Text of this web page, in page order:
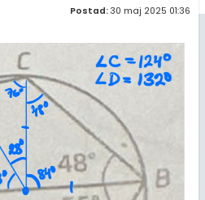
Postad: 30 maj 2025 01:36
Om Pluggakuten
Allmänna villkor
Cookie-inställningar